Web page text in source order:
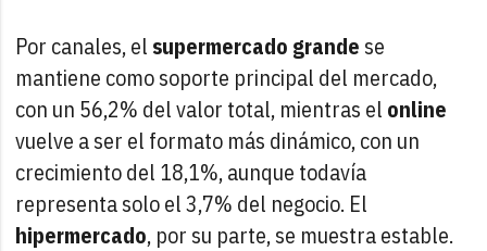
Por canales, el supermercado grande se
mantiene como soporte principal del mercado,
con un 56,2% del valor total, mientras el online
vuelve a ser el formato más dinámico, con un
crecimiento del 18,1%, aunque todavía
representa solo el 3,7% del negocio. El
hipermercado, por su parte, se muestra estable.